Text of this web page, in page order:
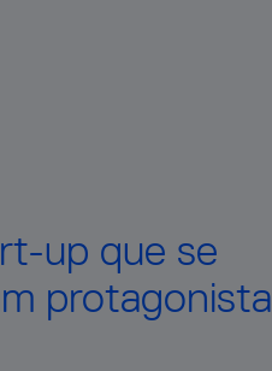
up que se
protagonista